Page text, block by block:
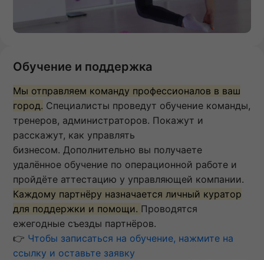
Обучение и поддержка
Мы отправляем команду профессионалов в ваш
город. Специалисты проведут обучение команды,
тренеров, администраторов. Покажут и
расскажут, как управлять
бизнесом. Дополнительно вы получаете
удалённое обучение по операционной работе и
пройдёте аттестацию у управляющей компании.
Каждому партнёру назначается личный куратор
для поддержки и помощи. Проводятся
ежегодные съезды партнёров.
👉 Чтобы записаться на обучение, нажмите на
ссылку и оставьте заявку